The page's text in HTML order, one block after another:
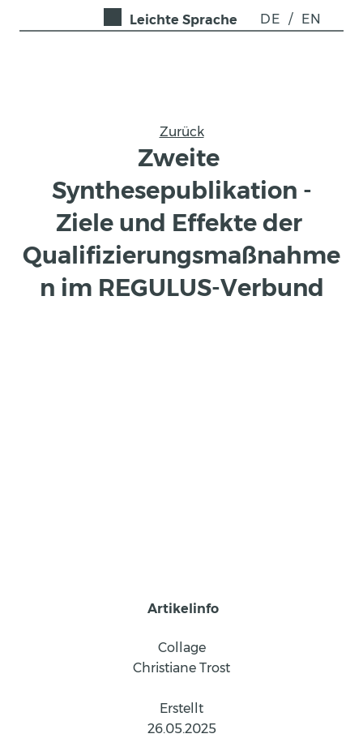
Leichte Sprache DE / EN
Zurück
Zweite
Synthesepublikation -
Ziele und Effekte der
Qualifizierungsmaßnahme
n im REGULUS-Verbund
Artikelinfo
Collage
Christiane Trost
Erstellt
26.05.2025